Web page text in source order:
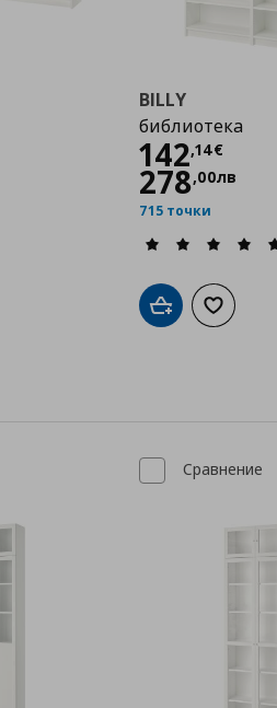
списъка с любими
BILLY
библиотека
142,14€
Цена
278,00лв
715 точки
Добави вДобави
Сравнение